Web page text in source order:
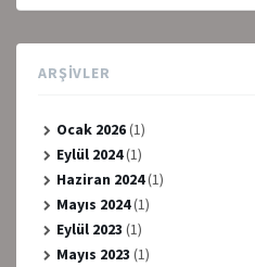
ARŞIVLER
Ocak 2026(1)
Eylül 2024(1)
Haziran 2024(1)
Mayıs 2024(1)
Eylül 2023 (1)
Mayıs 2023 (1)